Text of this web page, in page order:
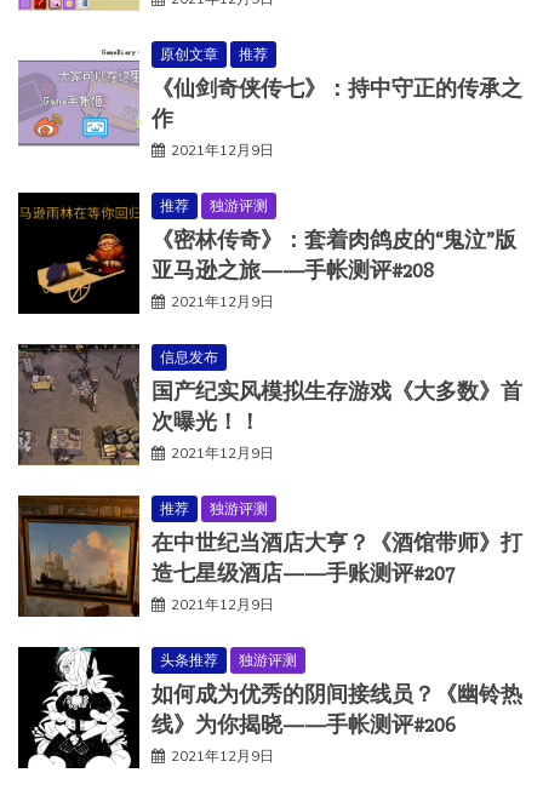
原创文章 推荐
《仙剑奇侠传七》：持中守正的传承之
作
2021年12月9日
推荐 独游评测
《密林传奇》：套着肉鸽皮的“鬼泣”版
亚马逊之旅——手帐测评#208
2021年12月9日
信息发布
国产纪实风模拟生存游戏《大多数》首
次曝光！！
2021年12月9日
推荐 独游评测
在中世纪当酒店大亨？《酒馆带师》打
造七星级酒店——手账测评#207
2021年12月9日
头条推荐 独游评测
如何成为优秀的阴间接线员？《幽铃热
线》为你揭晓——手帐测评#206
2021年12月9日